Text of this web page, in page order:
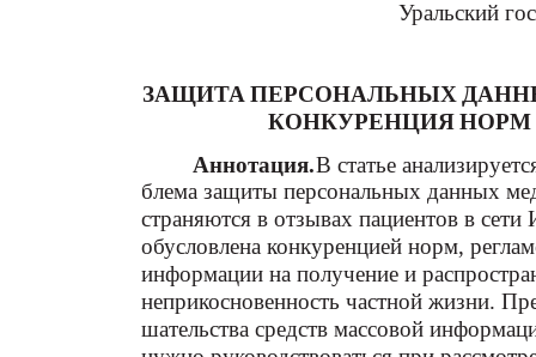
Уральский
ЗАЩИТА ПЕРСОНАЛЬНЫХ
КОНКУРЕНЦИЯ НОРМ
Аннотация.В статье
блема защиты персональных данных
страняются в отзывах пациентов в
обусловлена конкуренцией норм,
информации на получение и
неприкосновенность частной жизни.
шательства средств массовой